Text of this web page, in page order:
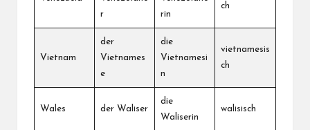
r
rin
ch
Vietnam
der
Vietnames
e
die
Vietnamesi
n
vietnamesis
ch
Wales der Waliser
die
Waliserin
walisisch